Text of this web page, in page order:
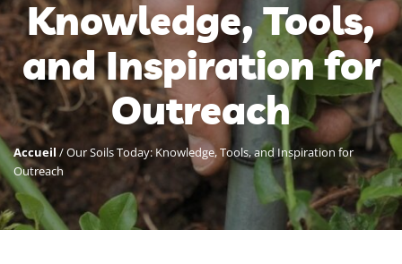
Knowledge, Tools,
and Inspiration for
Outreach
Accueil/Our Soils Today: Knowledge, Tools, and Inspiration for
Outreach